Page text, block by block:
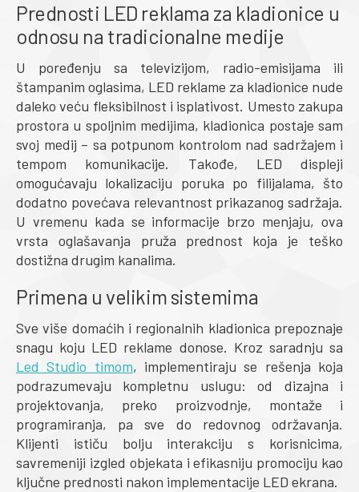
Prednosti LED reklama za kladionice u
odnosu na tradicionalne medije
U poređenju sa televizijom, radio-emisijama ili
štampanim oglasima, LED reklame za kladionice nude
daleko veću fleksibilnost i isplativost. Umesto zakupa
prostora u spoljnim medijima, kladionica postaje sam
svoj medij – sa potpunom kontrolom nad sadržajem i
tempom komunikacije. Takođe, LED displeji
omogućavaju lokalizaciju poruka po filijalama, što
dodatno povećava relevantnost prikazanog sadržaja.
U vremenu kada se informacije brzo menjaju, ova
vrsta oglašavanja pruža prednost koja je teško
dostižna drugim kanalima.
Primena u velikim sistemima
Sve više domaćih i regionalnih kladionica prepoznaje
snagu koju LED reklame donose. Kroz saradnju sa
Led Studio timom, implementiraju se rešenja koja
podrazumevaju kompletnu uslugu: od dizajna i
projektovanja, preko proizvodnje, montaže i
programiranja, pa sve do redovnog održavanja.
Klijenti ističu bolju interakciju s korisnicima,
savremeniji izgled objekata i efikasniju promociju kao
ključne prednosti nakon implementacije LED ekrana.